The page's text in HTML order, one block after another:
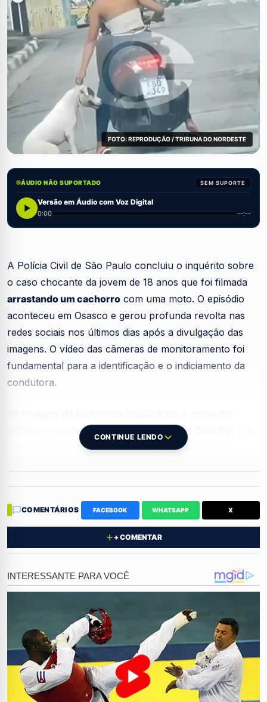
FOTO: REPRODUÇÃO / TRIBUNA DO NORDESTE
ÁUDIO NÃO SUPORTADO SEM SUPORTE
Versão em Áudio com Voz Digital
0:00 --:--
A Polícia Civil de São Paulo concluiu o inquérito sobre
o caso chocante da jovem de 18 anos que foi filmada
arrastando um cachorro com uma moto. O episódio
aconteceu em Osasco e gerou profunda revolta nas
redes sociais nos últimos dias após a divulgação das
imagens. O vídeo das câmeras de monitoramento foi
fundamental para a identificação e o indiciamento da
condutora.
exato em que o cão, um pitbull chamado
puxado pela coleira enquanto a jovem acelerava o
moradores e internautas de todo o país que
acompanharam o caso.
intervir buzinando insistentemente para alertar a
condutora sobre o perigo, mas a ação não foi
interrompida. O vídeo serviu como prova crucial para o
indiciamento formal por maus-tratosrealizado pelo
delegado Marco Aurélio Batista. A polícia agiu rápido
para garantir a segurança do animal e a
responsabilização da envolvida.
CONTINUE LENDO
COMENTÁRIOS FACEBOOK WHATSAPP X
+ COMENTAR